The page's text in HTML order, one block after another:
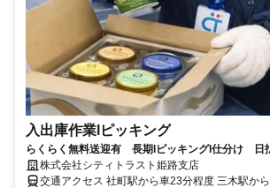
入出庫作業lピッキング
らくらく無料送迎有 長期lピッキングl仕分け
社スタッフ活躍中
株式会社シティトラスト姫路支店
交通アクセス 社町駅から車23分程度 三木駅から